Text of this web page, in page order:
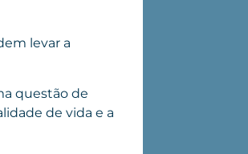
levar a
questão de
de vida e a